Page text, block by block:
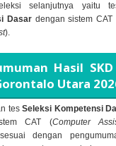
selanjutnya yaitu
Dasar dengan sistem CAT
).
Hasil SKD
Utara
tesSeleksi Kompetensi
CAT (Computer
dengan